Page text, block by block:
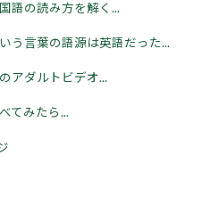
語の読み方を解く...
う言葉の語源は英語だった...
アダルトビデオ...
てみたら...